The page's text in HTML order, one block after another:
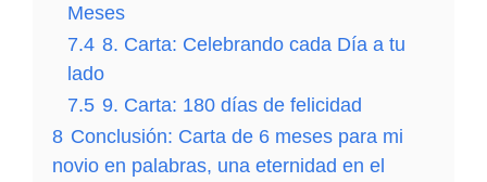
Meses
7.4 8. Carta: Celebrando cada Día a tu
lado
7.5 9. Carta: 180 días de felicidad
8 Conclusión: Carta de 6 meses para mi
novio en palabras, una eternidad en el